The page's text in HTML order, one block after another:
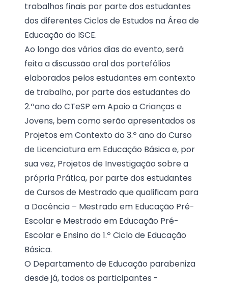
trabalhos finais por parte dos estudantes
dos diferentes Ciclos de Estudos na Área de
Educação do ISCE.
Ao longo dos vários dias do evento, será
feita a discussão oral dos portefólios
elaborados pelos estudantes em contexto
de trabalho, por parte dos estudantes do
2.ºano do CTeSP em Apoio a Crianças e
Jovens, bem como serão apresentados os
Projetos em Contexto do 3.º ano do Curso
de Licenciatura em Educação Básica e, por
sua vez, Projetos de Investigação sobre a
própria Prática, por parte dos estudantes
de Cursos de Mestrado que qualificam para
a Docência – Mestrado em Educação Pré-
Escolar e Mestrado em Educação Pré-
Escolar e Ensino do 1.º Ciclo de Educação
Básica.
O Departamento de Educação parabeniza
desde já, todos os participantes -